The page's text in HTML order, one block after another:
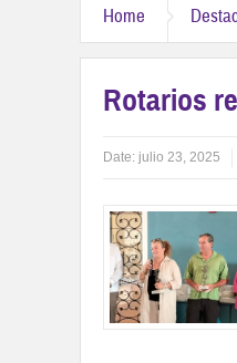
Home
Rotarios
Date: julio 23, 2025